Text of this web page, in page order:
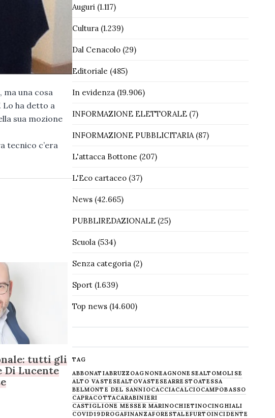
ma una cosa
Lo ha detto a
sua mozione
tecnico c’era
tutti gli
Di Lucente
Auguri(1.117)
Cultura(1.239)
Dal Cenacolo(29)
Editoriale (485)
In evidenza(19.906)
INFORMAZIONE ELETTORALE(7)
INFORMAZIONE PUBBLICITARIA(87)
L'attacca Bottone (207)
L'Eco cartaceo(37)
News(42.665)
PUBBLIREDAZIONALE(25)
Scuola(534)
Senza categoria(2)
Sport(1.639)
Top news(14.600)
TAG
ABBONATIABRUZZOAGNONEAGNONESEALTOMOLISE
ALTO VASTESEALTOVASTESEARRESTOATESSA
BELMONTE DEL SANNIOCACCIACALCIOCAMPOBASSO
CAPRACOTTACARABINIERI
CASTIGLIONE MESSER MARINOCHIETINOCINGHIALI
COVID19DROGAFINANZAFORESTALEFURTOINCIDENTE